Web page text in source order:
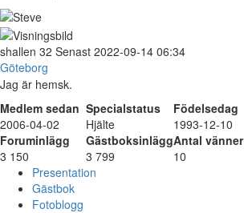
shallen 32 Senast 2022-09-14 06:34
Göteborg
Jag är hemsk.
Medlem sedan Specialstatus
Födelsedag
2006-04-02
Hjälte
1993-12-10
Foruminlägg
GästboksinläggAntal vänner
3 150
3 799
10
Presentation
Gästbok
Fotoblogg